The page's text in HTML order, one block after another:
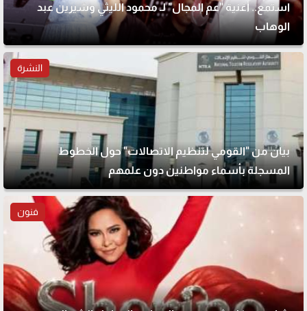
استمع.. أغنية "عم المجال" لـ محمود الليثي وشيرين عبد
الوهاب
النشرة
بيان من "القومي لتنظيم الاتصالات" حول الخطوط
المسجلة بأسماء مواطنين دون علمهم
فنون